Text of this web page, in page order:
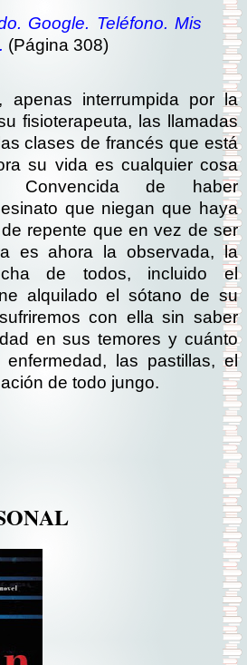
Google. Teléfono. Mis
(Página 308)
apenas interrumpida por la
fisioterapeuta, las llamadas
clases de francés que está
su vida es cualquier cosa
Convencida de haber
que niegan que haya
repente que en vez de ser
es ahora la observada, la
de todos, incluido el
alquilado el sótano de su
con ella sin saber
en sus temores y cuánto
las pastillas, el
de todo jungo.